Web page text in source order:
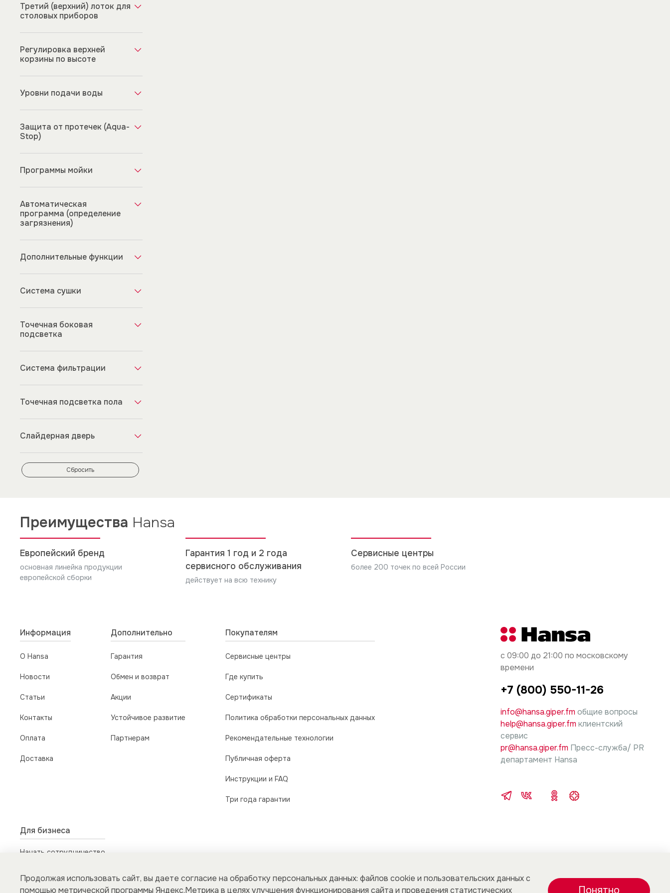
Третий (верхний) лоток для
столовых приборов
Регулировка верхней
корзины по высоте
Уровни подачи воды
Защита от протечек (Aqua-
Stop)
Программы мойки
Автоматическая
программа (определение
загрязнения)
Дополнительные функции
Система сушки
Точечная боковая
подсветка
Система фильтрации
Точечная подсветка пола
Слайдерная дверь
Сбросить
Преимущества Hansa
Европейский бренд
основная линейка продукции
европейской сборки
Гарантия 1 год и 2 года
сервисного обслуживания
действует на всю технику
Сервисные центры
более 200 точек по всей России
Информация
О Hansa
Новости
Статьи
Контакты
Оплата
Доставка
Дополнительно
Гарантия
Обмен и возврат
Акции
Устойчивое развитие
Партнерам
Покупателям
Сервисные центры
Где купить
Сертификаты
Политика обработки персональных данных
Рекомендательные технологии
Публичная оферта
Инструкции и FAQ
Три года гарантии
Для бизнеса
Начать сотрудничество
для юридических лиц
с 09:00 до 21:00 по московскому
времени
+7 (800) 550-11-26
info@hansa.giper.fm общие вопросы
help@hansa.giper.fm клиентский
сервис
pr@hansa.giper.fm Пресс-служба/ PR
департамент Hansa
Продолжая использовать сайт, вы даете согласие на обработку персональных данных: файлов cookie и пользовательских данных с
помощью метрической программы Яндекс.Метрика в целях улучшения функционирования сайта и проведения статистических
Понятно